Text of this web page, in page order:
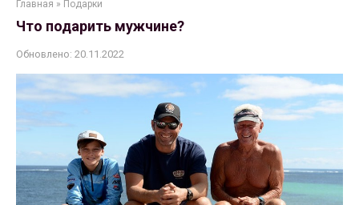
Главная » Подарки
Что подарить мужчине?
Обновлено: 20.11.2022